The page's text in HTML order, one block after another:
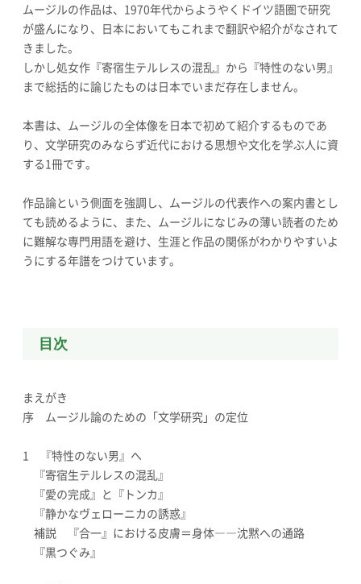
ムージルの作品は、1970年代からようやくドイツ語圏で研究
が盛んになり、日本においてもこれまで翻訳や紹介がなされて
きました。
しかし処女作『寄宿生テルレスの混乱』から『特性のない男』
まで総括的に論じたものは日本でいまだ存在しません。
本書は、ムージルの全体像を日本で初めて紹介するものであ
り、文学研究のみならず近代における思想や文化を学ぶ人に資
する1冊です。
作品論という側面を強調し、ムージルの代表作への案内書とし
ても読めるように、また、ムージルになじみの薄い読者のため
に難解な専門用語を避け、生涯と作品の関係がわかりやすいよ
うにする年譜をつけています。
目次
まえがき
序 ムージル論のための「文学研究」の定位
1 『特性のない男』へ
『寄宿生テルレスの混乱』
『愛の完成』と『トンカ』
『静かなヴェローニカの誘惑』
補説 『合一』における皮膚＝身体――沈黙への通路
『黒つぐみ』